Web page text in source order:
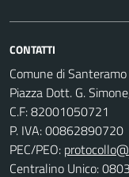
CONTATTI
Comune di
Piazza Dott. G.
C.F:82001050721
P. IVA:00862890720
PEC/PEO:
Centralino Unico: